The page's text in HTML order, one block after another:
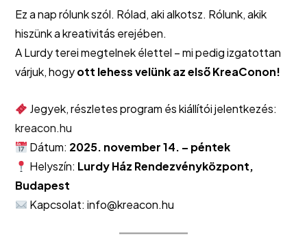
Ez a nap rólunk szól. Rólad, aki alkotsz. Rólunk, akik
hiszünk a kreativitás erejében.
A Lurdy terei megtelnek élettel – mi pedig izgatottan
várjuk, hogyott lehess velünk az első KreaConon!
Jegyek, részletes program és kiállítói jelentkezés:
kreacon.hu
Dátum: 2025. november 14. – péntek
Helyszín: Lurdy Ház Rendezvényközpont,
Budapest
Kapcsolat:info@kreacon.hu